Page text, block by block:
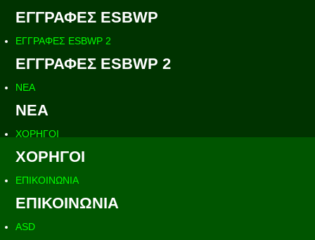
ΕΓΓΡΑΦΕΣ ESBWP
ΕΓΓΡΑΦΕΣ ESBWP 2
ΕΓΓΡΑΦΕΣ ESBWP 2
ΝΕΑ
ΝΕΑ
ΧΟΡΗΓΟΙ
ΧΟΡΗΓΟΙ
ΕΠΙΚΟΙΝΩΝΙΑ
ΕΠΙΚΟΙΝΩΝΙΑ
ASD